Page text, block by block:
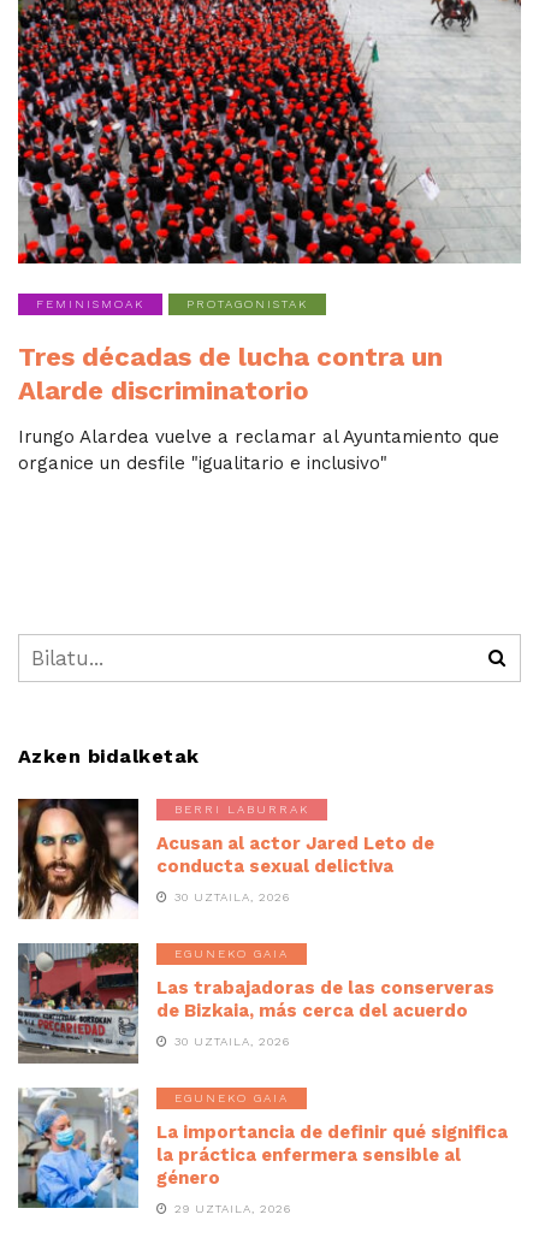
FEMINISMOAK PROTAGONISTAK
Tres décadas de lucha contra un
Alarde discriminatorio
Irungo Alardea vuelve a reclamar al Ayuntamiento que
organice un desfile "igualitario e inclusivo"
Azken bidalketak
BERRI LABURRAK
Acusan al actor Jared Leto de
conducta sexual delictiva
30 UZTAILA, 2026
EGUNEKO GAIA
Las trabajadoras de las conserveras
de Bizkaia, más cerca del acuerdo
30 UZTAILA, 2026
EGUNEKO GAIA
La importancia de definir qué significa
la práctica enfermera sensible al
género
29 UZTAILA, 2026